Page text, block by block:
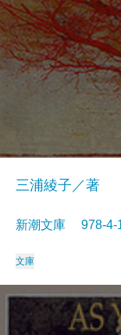
三浦綾子／著
新潮文庫 978-
文庫